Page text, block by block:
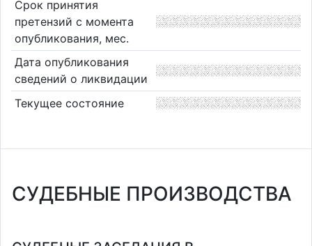
Срок принятия
претензий с момента
опубликования, мес.
Дата опубликования
сведений о ликвидации
Текущее состояние
СУДЕБНЫЕ ПРОИЗВОДСТВА